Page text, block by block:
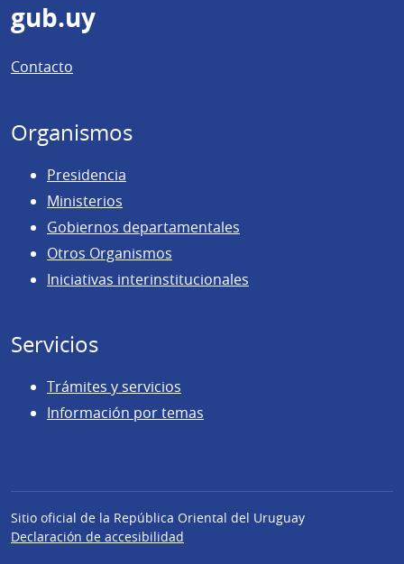
Pie
de
página
gub.uy
Contacto
Organismos
Presidencia
Ministerios
Gobiernos departamentales
Otros Organismos
Iniciativas interinstitucionales
Servicios
Trámites y servicios
Información por temas
Sitio oficial de la República Oriental del Uruguay
Declaración de accesibilidad